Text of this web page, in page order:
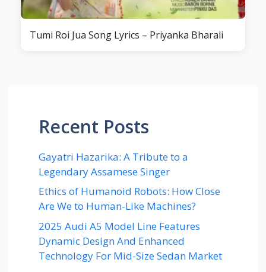
Tumi Roi Jua Song Lyrics – Priyanka Bharali
Recent Posts
Gayatri Hazarika: A Tribute to a
Legendary Assamese Singer
Ethics of Humanoid Robots: How Close
Are We to Human-Like Machines?
2025 Audi A5 Model Line Features
Dynamic Design And Enhanced
Technology For Mid-Size Sedan Market